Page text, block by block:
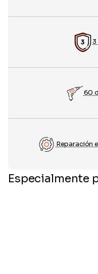
3
60
Reparación
Especialmente